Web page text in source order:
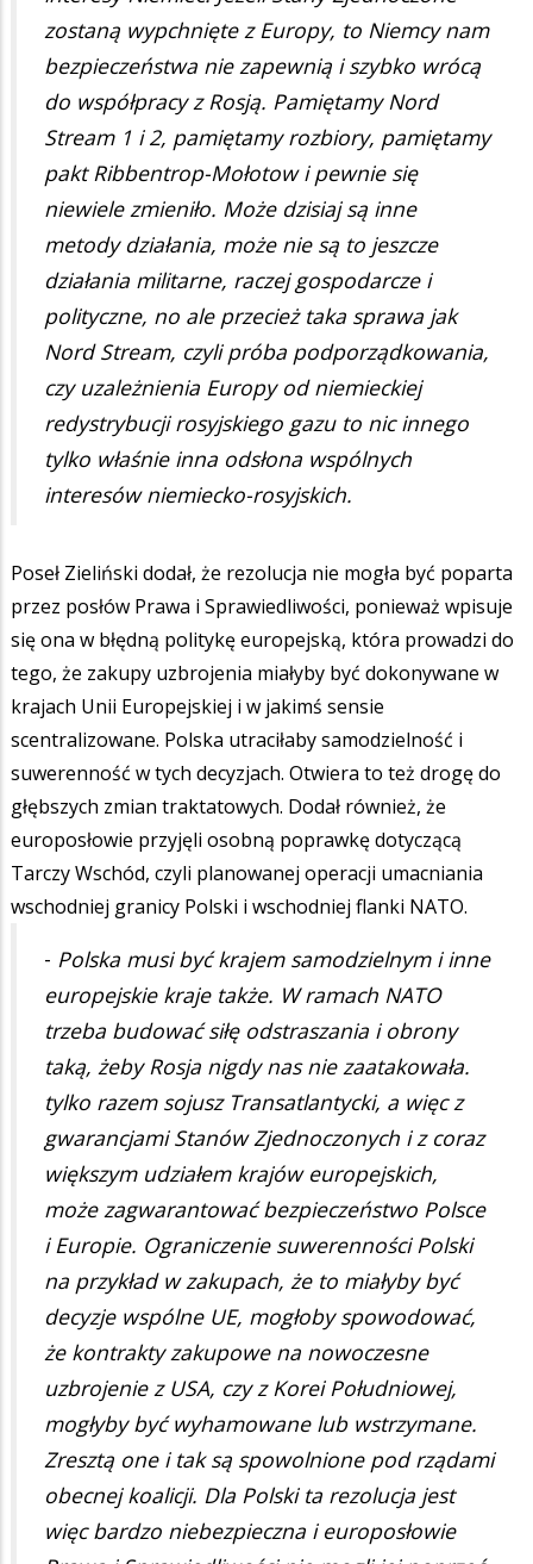
zostaną wypchnięte z Europy, to Niemcy nam
bezpieczeństwa nie zapewnią i szybko wrócą
do współpracy z Rosją. Pamiętamy Nord
Stream 1 i 2, pamiętamy rozbiory, pamiętamy
pakt Ribbentrop-Mołotow i pewnie się
niewiele zmieniło. Może dzisiaj są inne
metody działania, może nie są to jeszcze
działania militarne, raczej gospodarcze i
polityczne, no ale przecież taka sprawa jak
Nord Stream, czyli próba podporządkowania,
czy uzależnienia Europy od niemieckiej
redystrybucji rosyjskiego gazu to nic innego
tylko właśnie inna odsłona wspólnych
interesów niemiecko-rosyjskich.
Poseł Zieliński dodał, że rezolucja nie mogła być poparta
przez posłów Prawa i Sprawiedliwości, ponieważ wpisuje
się ona w błędną politykę europejską, która prowadzi do
tego, że zakupy uzbrojenia miałyby być dokonywane w
krajach Unii Europejskiej i w jakimś sensie
scentralizowane. Polska utraciłaby samodzielność i
suwerenność w tych decyzjach. Otwiera to też drogę do
głębszych zmian traktatowych. Dodał również, że
europosłowie przyjęli osobną poprawkę dotyczącą
Tarczy Wschód, czyli planowanej operacji umacniania
wschodniej granicy Polski i wschodniej flanki NATO.
- Polska musi być krajem samodzielnym i inne
europejskie kraje także. W ramach NATO
trzeba budować siłę odstraszania i obrony
taką, żeby Rosja nigdy nas nie zaatakowała.
tylko razem sojusz Transatlantycki, a więc z
gwarancjami Stanów Zjednoczonych i z coraz
większym udziałem krajów europejskich,
może zagwarantować bezpieczeństwo Polsce
i Europie. Ograniczenie suwerenności Polski
na przykład w zakupach, że to miałyby być
decyzje wspólne UE, mogłoby spowodować,
że kontrakty zakupowe na nowoczesne
uzbrojenie z USA, czy z Korei Południowej,
mogłyby być wyhamowane lub wstrzymane.
Zresztą one i tak są spowolnione pod rządami
obecnej koalicji. Dla Polski ta rezolucja jest
więc bardzo niebezpieczna i europosłowie